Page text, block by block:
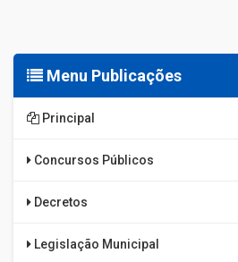
Menu Publicações
Principal
Concursos Públicos
Decretos
Legislação Municipal